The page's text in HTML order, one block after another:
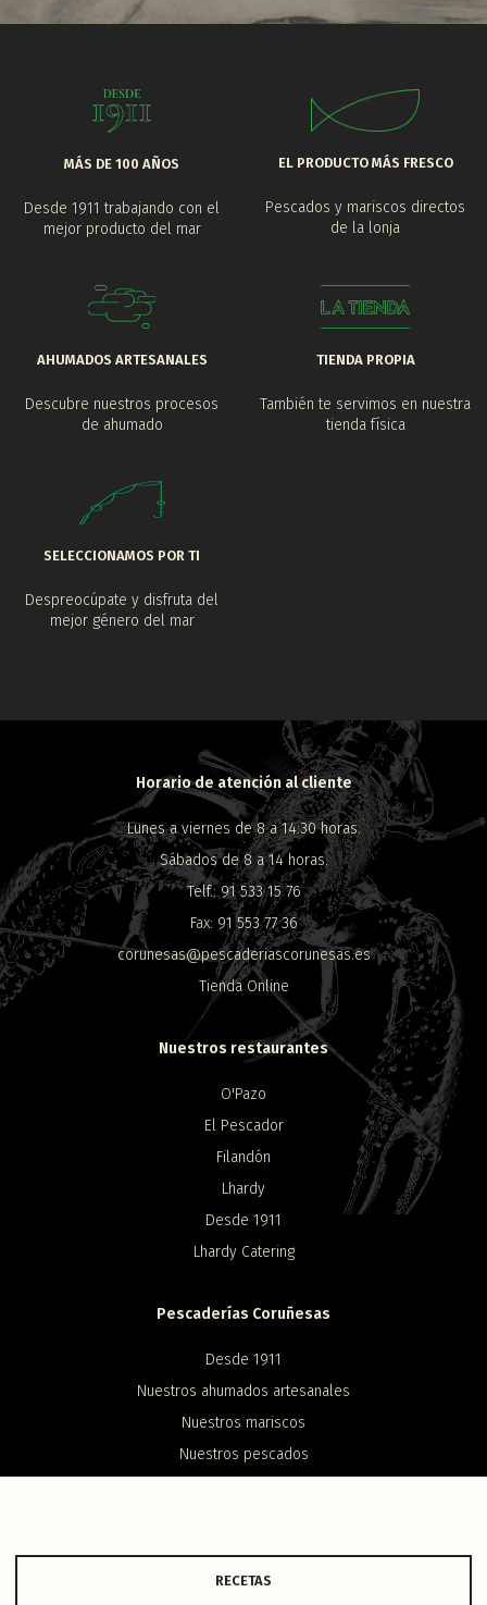
RECETAS
MÁS DE 100 AÑOS
Desde 1911 trabajando con el
mejor producto del mar
EL PRODUCTO MÁS FRESCO
Pescados y mariscos directos
de la lonja
AHUMADOS ARTESANALES
Descubre nuestros procesos
de ahumado
TIENDA PROPIA
También te servimos en nuestra
tienda física
SELECCIONAMOS POR TI
Despreocúpate y disfruta del
mejor género del mar
Horario de atención al cliente
Lunes a viernes de 8 a 14:30 horas.
Sábados de 8 a 14 horas.
Telf.: 91 533 15 76
Fax: 91 553 77 36
corunesas@pescaderiascorunesas.es
Tienda Online
Nuestros restaurantes
O'Pazo
El Pescador
Filandón
Lhardy
Desde 1911
Lhardy Catering
Pescaderías Coruñesas
Desde 1911
Nuestros ahumados artesanales
Nuestros mariscos
Nuestros pescados